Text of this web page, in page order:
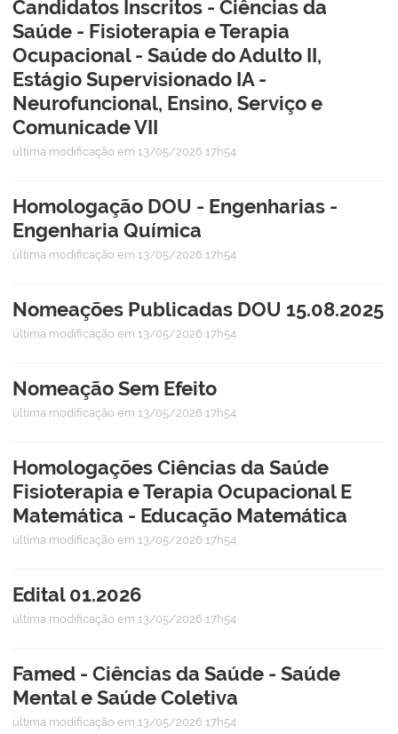
Candidatos Inscritos - Ciências da
Saúde - Fisioterapia e Terapia
Ocupacional - Saúde do Adulto II,
Estágio Supervisionado IA -
Neurofuncional, Ensino, Serviço e
Comunicade VII
última modificação em 13/05/2026 17h54
Homologação DOU - Engenharias -
Engenharia Química
última modificação em 13/05/2026 17h54
Nomeações Publicadas DOU 15.08.2025
última modificação em 13/05/2026 17h54
Nomeação Sem Efeito
última modificação em 13/05/2026 17h54
Homologações Ciências da Saúde
Fisioterapia e Terapia Ocupacional E
Matemática - Educação Matemática
última modificação em 13/05/2026 17h54
Edital 01.2026
última modificação em 13/05/2026 17h54
Famed - Ciências da Saúde - Saúde
Mental e Saúde Coletiva
última modificação em 13/05/2026 17h54